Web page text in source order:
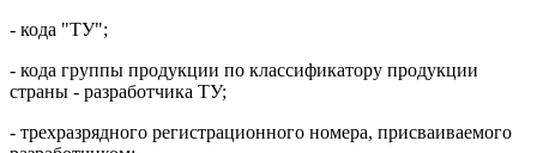
- кода "ТУ";
- кода группы продукции по классификатору продукции
страны - разработчика ТУ;
- трехразрядного регистрационного номера, присваиваемого